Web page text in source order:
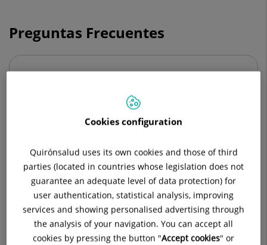
Preguntas Frecuentes
Párpado caído, ¿tiene tratamiento?
Desprendimiento de retina, ¿qué
síntomas tiene?
Cookies configuration
Quirónsalud uses its own cookies and those of third
parties (located in countries whose legislation does not
guarantee an adequate level of data protection) for
user authentication, statistical analysis, improving
services and showing personalised advertising through
the analysis of your navigation. You can accept all
cookies by pressing the button "Accept cookies" or